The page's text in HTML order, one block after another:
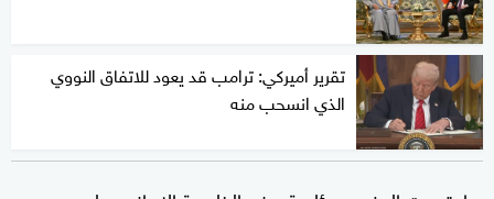
تقرير أميركي: ترامب قد يعود للاتفاق النووي
الذي انسحب منه